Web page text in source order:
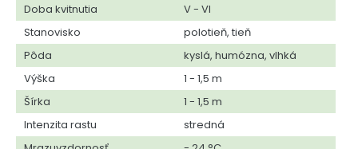
Doba kvitnutia
V - VI
Stanovisko
polotieň, tieň
Pôda
kyslá, humózna, vlhká
Výška
1 - 1,5 m
Šírka
1 - 1,5 m
Intenzita rastu
stredná